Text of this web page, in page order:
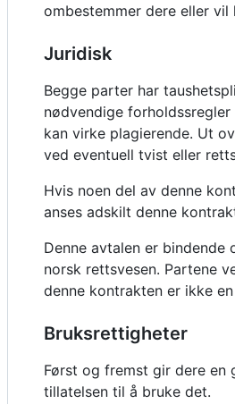
ombestemmer dere eller
Juridisk
Begge parter har
nødvendige
kan virke plagierende. Ut
ved eventuell tvist eller
Hvis noen del av denne
anses adskilt denne
Denne avtalen er
norsk rettsvesen. Partene
denne kontrakten er ikke
Bruksrettigheter
Først og fremst gir dere en
tillatelsen til å bruke det.